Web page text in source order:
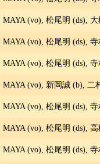
MAYA (vo), 松尾明 (ds),
MAYA (vo), 松尾明 (ds),
MAYA (vo), 松尾明 (ds),
MAYA (vo), 新岡誠 (b), 二
MAYA (vo), 松尾明 (ds),
MAYA (vo), 松尾明 (ds),
MAYA (vo), 松尾明 (ds),